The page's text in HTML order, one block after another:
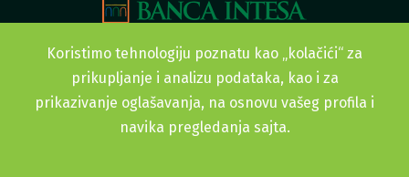
Koristimo tehnologiju poznatu kao „kolačići“ za
prikupljanje i analizu podataka, kao i za
prikazivanje oglašavanja, na osnovu vašeg profila i
navika pregledanja sajta.